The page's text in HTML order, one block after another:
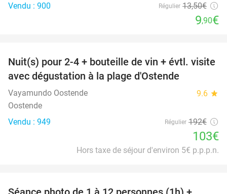
Vendu : 900
Régulier 13,50€
9,90€
46%
Nuit(s) pour 2-4 + bouteille de vin + évtl. visite
avec dégustation à la plage d'Ostende
Vayamundo Oostende 9.6 star
Oostende
Vendu : 949
Régulier 192€
103€
Hors taxe de séjour d'environ 5€ p.p.p.n.